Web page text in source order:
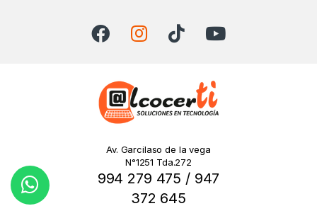
Av. Garcilaso de la vega
N°1251 Tda.272
994 279 475 / 947
372 645